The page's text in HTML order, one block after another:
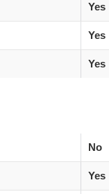
Yes
Yes
Yes
No
Yes